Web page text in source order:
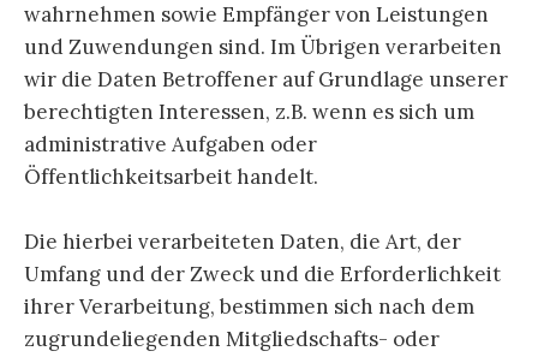
wahrnehmen sowie Empfänger von Leistungen
und Zuwendungen sind. Im Übrigen verarbeiten
wir die Daten Betroffener auf Grundlage unserer
berechtigten Interessen, z.B. wenn es sich um
administrative Aufgaben oder
Öffentlichkeitsarbeit handelt.
Die hierbei verarbeiteten Daten, die Art, der
Umfang und der Zweck und die Erforderlichkeit
ihrer Verarbeitung, bestimmen sich nach dem
zugrundeliegenden Mitgliedschafts- oder